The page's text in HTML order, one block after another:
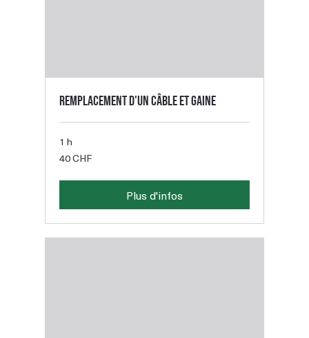
Remplacement d'un câble et gaine
1 h
francs
40 CHF
Plus d'infos